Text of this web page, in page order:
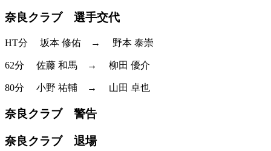
奈良クラブ 選手交代
HT分 坂本 修佑 → 野本 泰崇
62分 佐藤 和馬 → 柳田 優介
80分 小野 祐輔 → 山田 卓也
奈良クラブ 警告
奈良クラブ 退場